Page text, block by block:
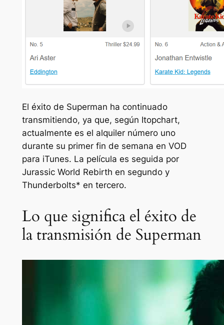
El éxito de Superman ha continuado
transmitiendo, ya que, según Itopchart,
actualmente es el alquiler número uno
durante su primer fin de semana en VOD
para iTunes. La película es seguida por
Jurassic World Rebirth en segundo y
Thunderbolts* en tercero.
Lo que significa el éxito de
la transmisión de Superman